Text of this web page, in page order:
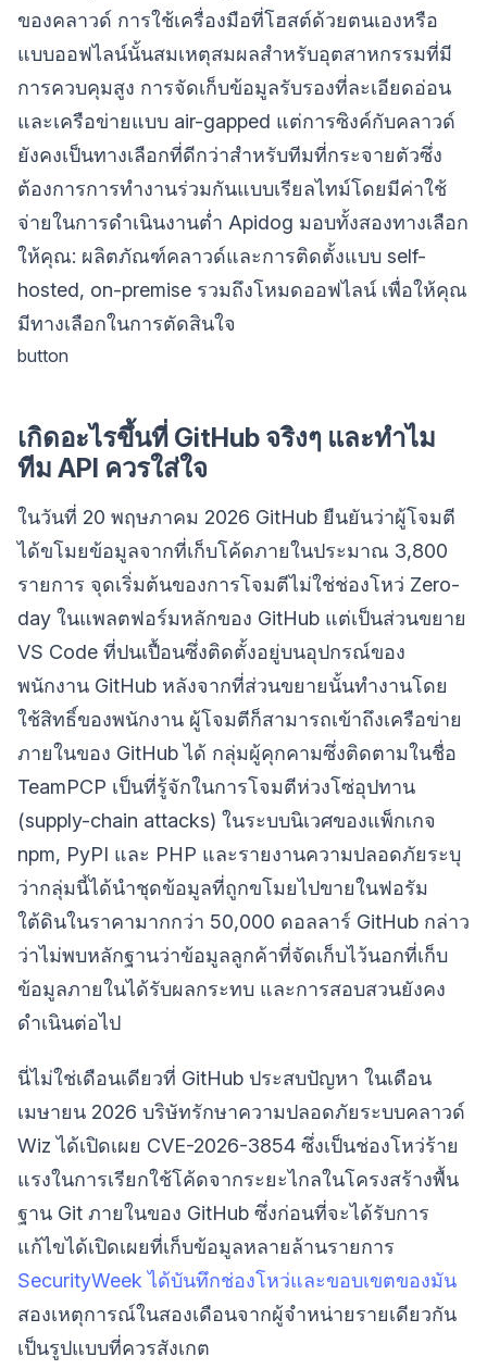
ของคลาวด์ การใช้เครื่องมือที่โฮสต์ด้วยตนเองหรือ
แบบออฟไลน์นั้นสมเหตุสมผลสำหรับอุตสาหกรรมที่มี
การควบคุมสูง การจัดเก็บข้อมูลรับรองที่ละเอียดอ่อน
และเครือข่ายแบบ air-gapped แต่การซิงค์กับคลาวด์
ยังคงเป็นทางเลือกที่ดีกว่าสำหรับทีมที่กระจายตัวซึ่ง
ต้องการการทำงานร่วมกันแบบเรียลไทม์โดยมีค่าใช้
จ่ายในการดำเนินงานต่ำ Apidog มอบทั้งสองทางเลือก
ให้คุณ: ผลิตภัณฑ์คลาวด์และการติดตั้งแบบ self-
hosted, on-premise รวมถึงโหมดออฟไลน์ เพื่อให้คุณ
มีทางเลือกในการตัดสินใจ
button
เกิดอะไรขึ้นที่ GitHub จริงๆ และทำไม
ทีม API ควรใส่ใจ
ในวันที่ 20 พฤษภาคม 2026 GitHub ยืนยันว่าผู้โจมตี
ได้ขโมยข้อมูลจากที่เก็บโค้ดภายในประมาณ 3,800
รายการ จุดเริ่มต้นของการโจมตีไม่ใช่ช่องโหว่ Zero-
day ในแพลตฟอร์มหลักของ GitHub แต่เป็นส่วนขยาย
VS Code ที่ปนเปื้อนซึ่งติดตั้งอยู่บนอุปกรณ์ของ
พนักงาน GitHub หลังจากที่ส่วนขยายนั้นทำงานโดย
ใช้สิทธิ์ของพนักงาน ผู้โจมตีก็สามารถเข้าถึงเครือข่าย
ภายในของ GitHub ได้ กลุ่มผู้คุกคามซึ่งติดตามในชื่อ
TeamPCP เป็นที่รู้จักในการโจมตีห่วงโซ่อุปทาน
(supply-chain attacks) ในระบบนิเวศของแพ็กเกจ
npm, PyPI และ PHP และรายงานความปลอดภัยระบุ
ว่ากลุ่มนี้ได้นำชุดข้อมูลที่ถูกขโมยไปขายในฟอรัม
ใต้ดินในราคามากกว่า 50,000 ดอลลาร์ GitHub กล่าว
ว่าไม่พบหลักฐานว่าข้อมูลลูกค้าที่จัดเก็บไว้นอกที่เก็บ
ข้อมูลภายในได้รับผลกระทบ และการสอบสวนยังคง
ดำเนินต่อไป
นี่ไม่ใช่เดือนเดียวที่ GitHub ประสบปัญหา ในเดือน
เมษายน 2026 บริษัทรักษาความปลอดภัยระบบคลาวด์
Wiz ได้เปิดเผย CVE-2026-3854 ซึ่งเป็นช่องโหว่ร้าย
แรงในการเรียกใช้โค้ดจากระยะไกลในโครงสร้างพื้น
ฐาน Git ภายในของ GitHub ซึ่งก่อนที่จะได้รับการ
แก้ไขได้เปิดเผยที่เก็บข้อมูลหลายล้านรายการ
SecurityWeek ได้บันทึกช่องโหว่และขอบเขตของมัน
สองเหตุการณ์ในสองเดือนจากผู้จำหน่ายรายเดียวกัน
เป็นรูปแบบที่ควรสังเกต